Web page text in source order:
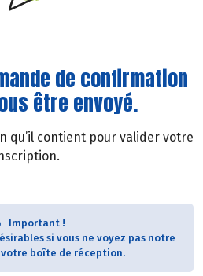
de confirmation
être envoyé.
qu’il contient pour valider votre
Important !
si vous ne voyez pas notre
votre boîte de réception.